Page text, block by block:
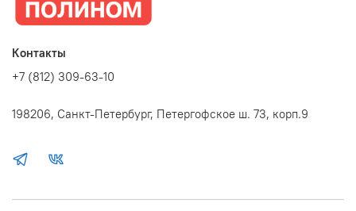
Контакты
+7 (812) 309-63-10
198206, Санкт-Петербург, Петергофское ш. 73, корп.9